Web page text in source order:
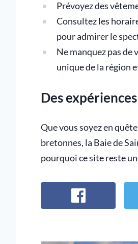
Prévoyez des
Consultez les
pour admirer le
Ne manquez pas de
unique de la région
Des
Que vous soyez en
bretonnes, la Baie de
pourquoi ce site reste